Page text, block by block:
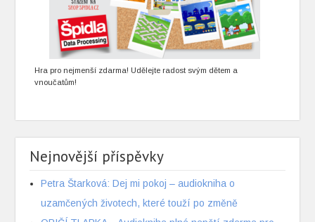
Hra pro nejmenší zdarma! Udělejte radost svým dětem a
vnoučatům!
Nejnovější příspěvky
Petra Štarková: Dej mi pokoj – audiokniha o
uzamčených životech, které touží po změně